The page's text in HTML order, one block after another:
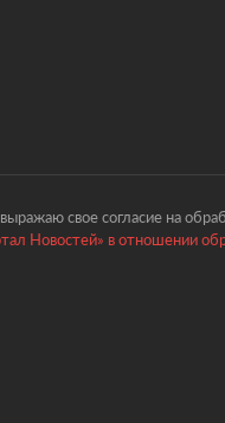
свое согласие на
Новостей» в отношении